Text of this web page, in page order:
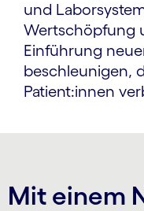
und
Wertschöpfung
Einführung
beschleunigen,
Patient:innen
Mit einem